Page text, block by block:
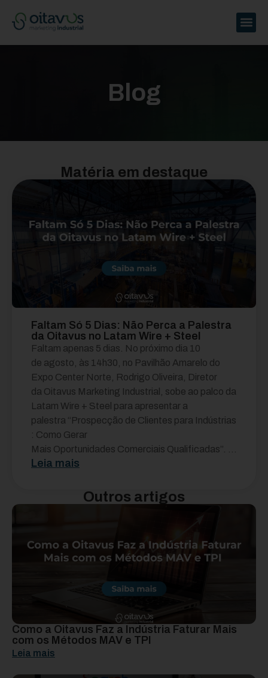
Blog
Matéria em destaque
Faltam Só 5 Dias: Não Perca a Palestra
da Oitavus no Latam Wire + Steel
Faltam apenas 5 dias. No próximo dia 10
de agosto, às 14h30, no Pavilhão Amarelo do
Expo Center Norte, Rodrigo Oliveira, Diretor
da Oitavus Marketing Industrial, sobe ao palco da
Latam Wire + Steel para apresentar a
palestra “Prospecção de Clientes para Indústrias
: Como Gerar
Mais Oportunidades Comerciais Qualificadas”. ...
Leia mais
Outros artigos
Como a Oitavus Faz a Indústria Faturar Mais
com os Métodos MAV e TPI
Leia mais